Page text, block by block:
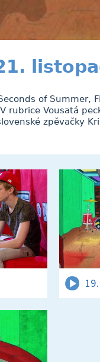
of Summer,
rubrice Vousatá
zpěvačky